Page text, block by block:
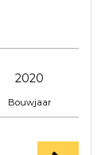
2020
Bouwjaar